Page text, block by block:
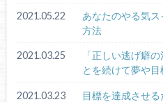
2021.05.22
あなたのやる気
方法
2021.03.25
「正しい逃げ癖
とを続けて夢や
2021.03.23
目標を達成させ